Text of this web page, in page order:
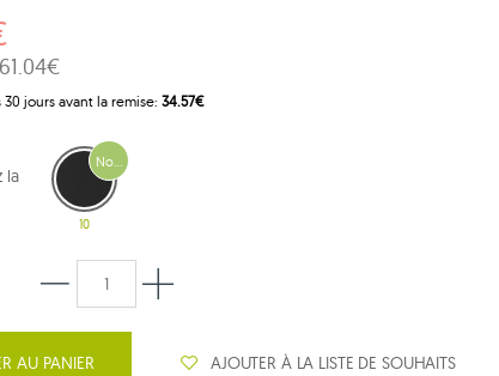
61.04€
30 jours avant la remise: 34.57€
la
10
Nouveau
AU PANIER AJOUTER À LA LISTE DE SOUHAITS